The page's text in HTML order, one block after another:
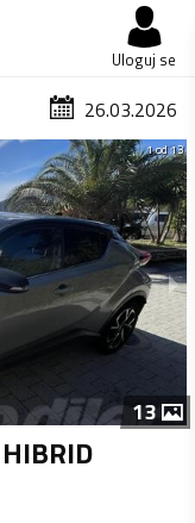
Uloguj se
26.03.2026
1 od 13
13